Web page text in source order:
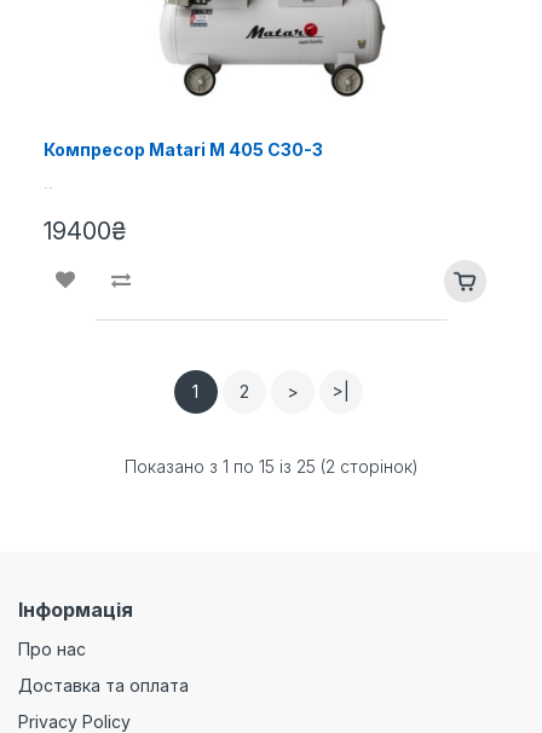
Компресор Matari M 405 C30-3
19400₴
1 2 > >|
Показано з 1 по 15 із 25 (2 сторінок)
Інформація
Про нас
Доставка та оплата
Privacy Policy